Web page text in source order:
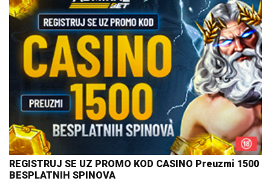
REGISTRUJ SE UZ PROMO KOD CASINO Preuzmi 1500
BESPLATNIH SPINOVA